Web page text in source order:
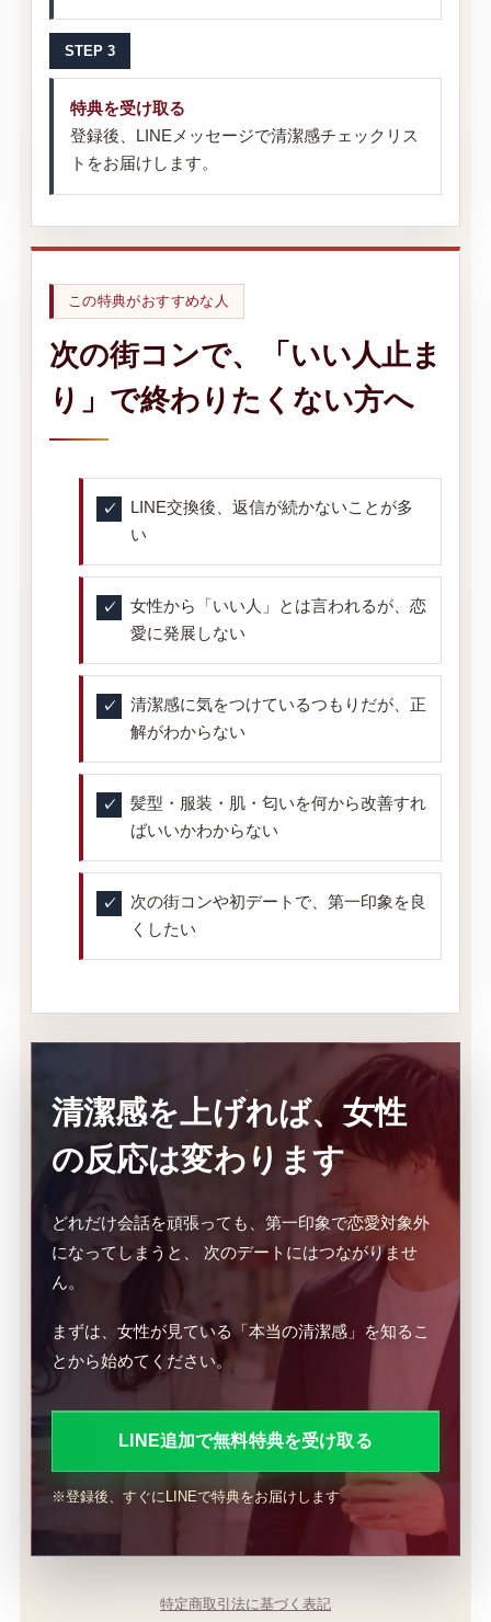
STEP 3
特典を受け取る
登録後、LINEメッセージで清潔感チェックリス
トをお届けします。
この特典がおすすめな人
次の街コンで、「いい人止ま
り」で終わりたくない方へ
LINE交換後、返信が続かないことが多
い
女性から「いい人」とは言われるが、恋
愛に発展しない
清潔感に気をつけているつもりだが、正
解がわからない
髪型・服装・肌・匂いを何から改善すれ
ばいいかわからない
次の街コンや初デートで、第一印象を良
くしたい
清潔感を上げれば、女性
の反応は変わります
どれだけ会話を頑張っても、第一印象で恋愛対象外
になってしまうと、 次のデートにはつながりませ
ん。
まずは、女性が見ている「本当の清潔感」を知るこ
とから始めてください。
LINE追加で無料特典を受け取る
※登録後、すぐにLINEで特典をお届けします
特定商取引法に基づく表記